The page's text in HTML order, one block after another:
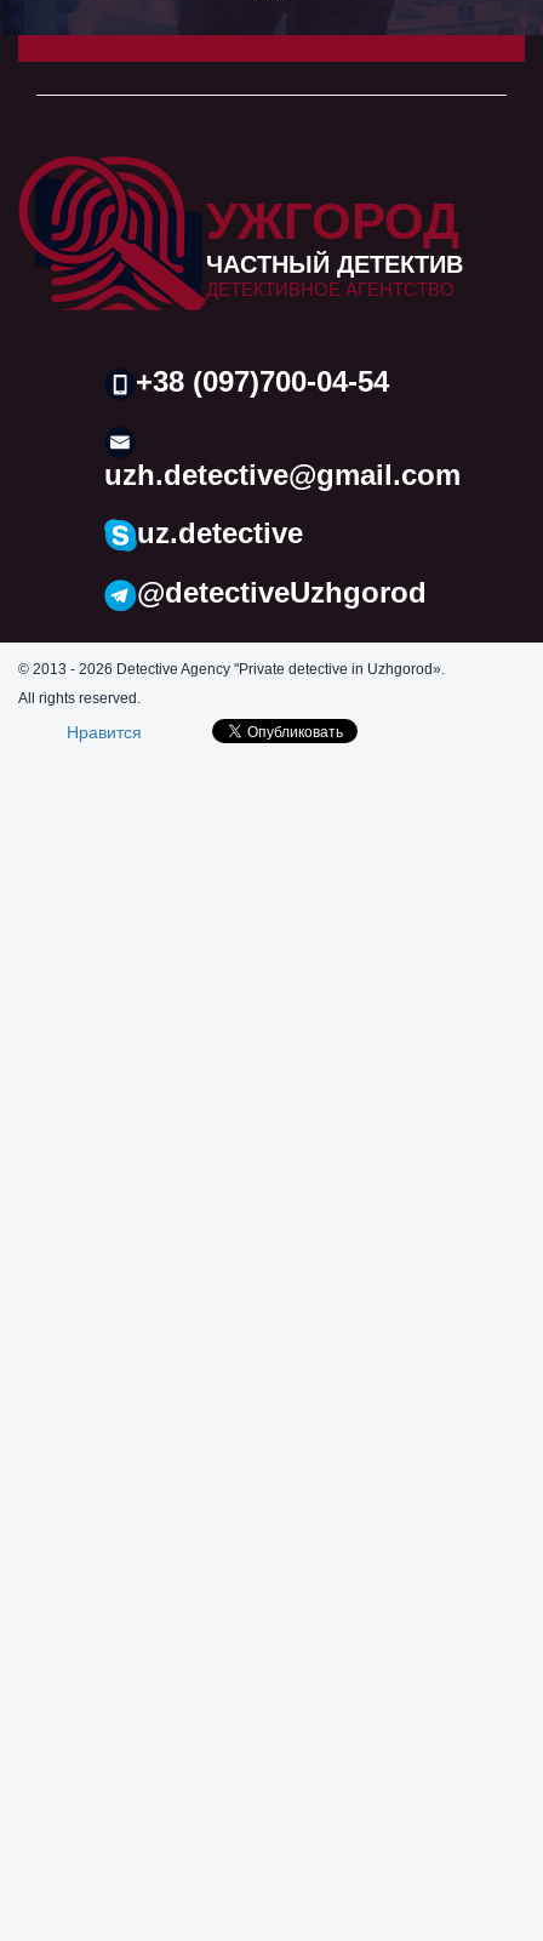
УЖГОРОД
ЧАСТНЫЙ ДЕТЕКТИВ
ДЕТЕКТИВНОЕ АГЕНТСТВО
+38 (097)700-04-54
uzh.detective@gmail.com
uz.detective
@detectiveUzhgorod
© 2013 - 2026 Detective Agency "Private detective in Uzhgorod».
All rights reserved.
Нравится